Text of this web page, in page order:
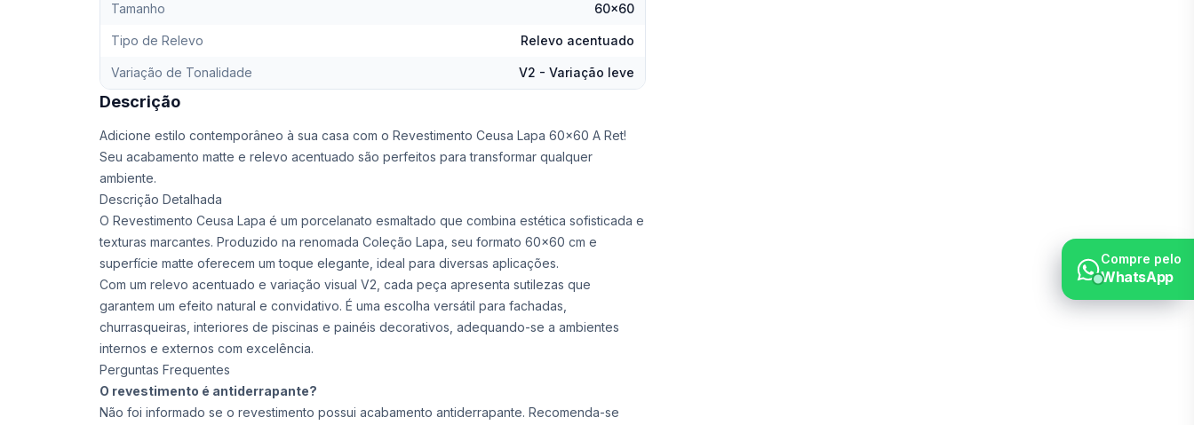
Tamanho 60x60
Tipo de Relevo Relevo acentuado
Variação de Tonalidade V2 - Variação leve
Descrição
Adicione estilo contemporâneo à sua casa com o Revestimento Ceusa Lapa 60x60 A Ret!
Seu acabamento matte e relevo acentuado são perfeitos para transformar qualquer
ambiente.
Descrição Detalhada
O Revestimento Ceusa Lapa é um porcelanato esmaltado que combina estética sofisticada e
texturas marcantes. Produzido na renomada Coleção Lapa, seu formato 60x60 cm e
superfície matte oferecem um toque elegante, ideal para diversas aplicações.
Com um relevo acentuado e variação visual V2, cada peça apresenta sutilezas que
garantem um efeito natural e convidativo. É uma escolha versátil para fachadas,
churrasqueiras, interiores de piscinas e painéis decorativos, adequando-se a ambientes
internos e externos com excelência.
Perguntas Frequentes
O revestimento é antiderrapante?
Não foi informado se o revestimento possui acabamento antiderrapante. Recomenda-se
Compre pelo
WhatsApp